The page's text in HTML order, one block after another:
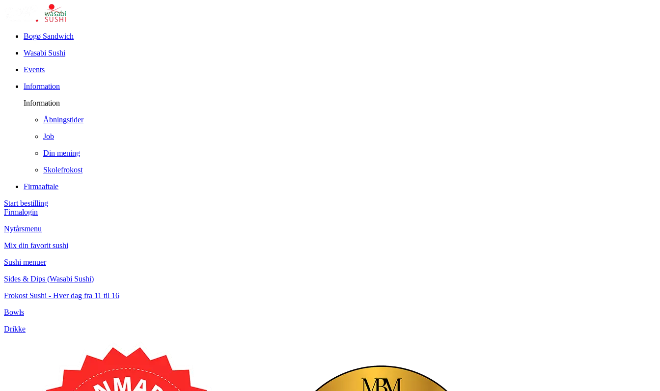
Bogø Sandwich
Wasabi Sushi
Events
Information
Information
Åbningstider
Job
Din mening
Skolefrokost
Firmaaftale
Start bestilling
Firmalogin
Nytårsmenu
Mix din favorit sushi
Sushi menuer
Sides & Dips (Wasabi Sushi)
Frokost Sushi - Hver dag fra 11 til 16
Bowls
Drikke